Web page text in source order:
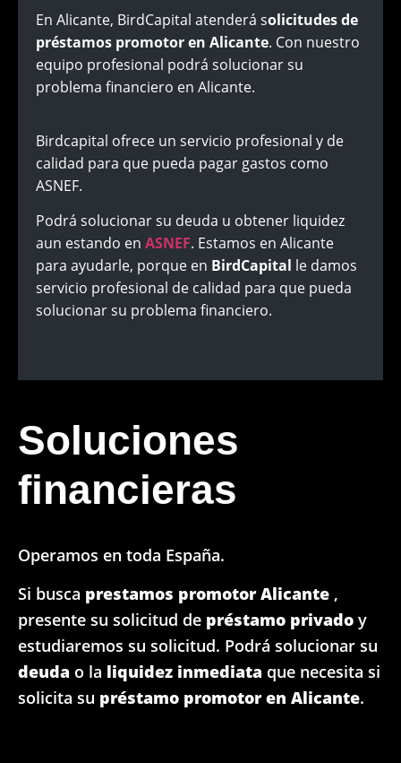
En Alicante, BirdCapital atenderá solicitudes de
préstamos promotor en Alicante. Con nuestro
equipo profesional podrá solucionar su
problema financiero en Alicante.
Birdcapital ofrece un servicio profesional y de
calidad para que pueda pagar gastos como
ASNEF.
Podrá solucionar su deuda u obtener liquidez
aun estando en ASNEF. Estamos en Alicante
para ayudarle, porque en BirdCapital le damos
servicio profesional de calidad para que pueda
solucionar su problema financiero.
Soluciones
financieras
Operamos en toda España.
Si busca prestamos promotor Alicante ,
presente su solicitud de préstamo privado y
estudiaremos su solicitud. Podrá solucionar su
deuda o la liquidez inmediata que necesita si
solicita su préstamo promotor en Alicante.